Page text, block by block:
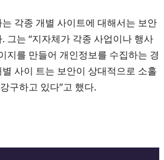
각종 개별 사이트에 대해서는 보안
그는 “지자체가 각종 사업이나 행사
지를 만들어 개인정보를 수집하는 경
사이 트는 보안이 상대적으로 소홀
구하고 있다”고 했다.